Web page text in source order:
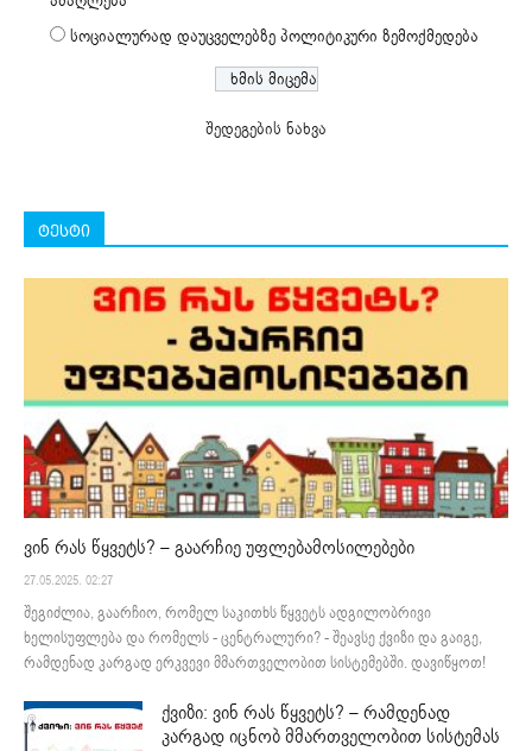
სოციალურად დაუცველებზე პოლიტიკური ზემოქმედება
შედეგების ნახვა
ტესტი
ვინ რას წყვეტს? – გაარჩიე უფლებამოსილებები
27.05.2025. 02:27
შეგიძლია, გაარჩიო, რომელ საკითხს წყვეტს ადგილობრივი
ხელისუფლება და რომელს - ცენტრალური? - შეავსე ქვიზი და გაიგე,
რამდენად კარგად ერკვევი მმართველობით სისტემებში. დავიწყოთ!
ქვიზი: ვინ რას წყვეტს? – რამდენად
კარგად იცნობ მმართველობით სისტემას